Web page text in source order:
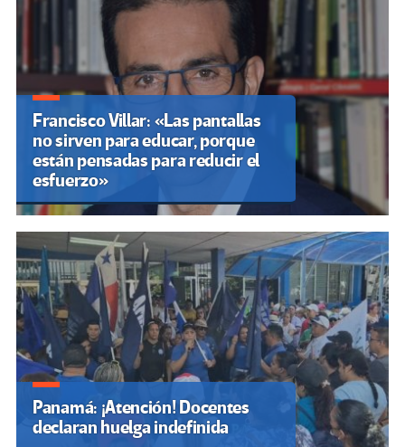
Francisco Villar: «Las pantallas
no sirven para educar, porque
están pensadas para reducir el
esfuerzo»
Panamá: ¡Atención! Docentes
declaran huelga indefinida